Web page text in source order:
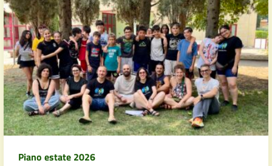
Piano estate 2026